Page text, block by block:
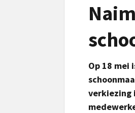
Op 18 mei
verkiezing